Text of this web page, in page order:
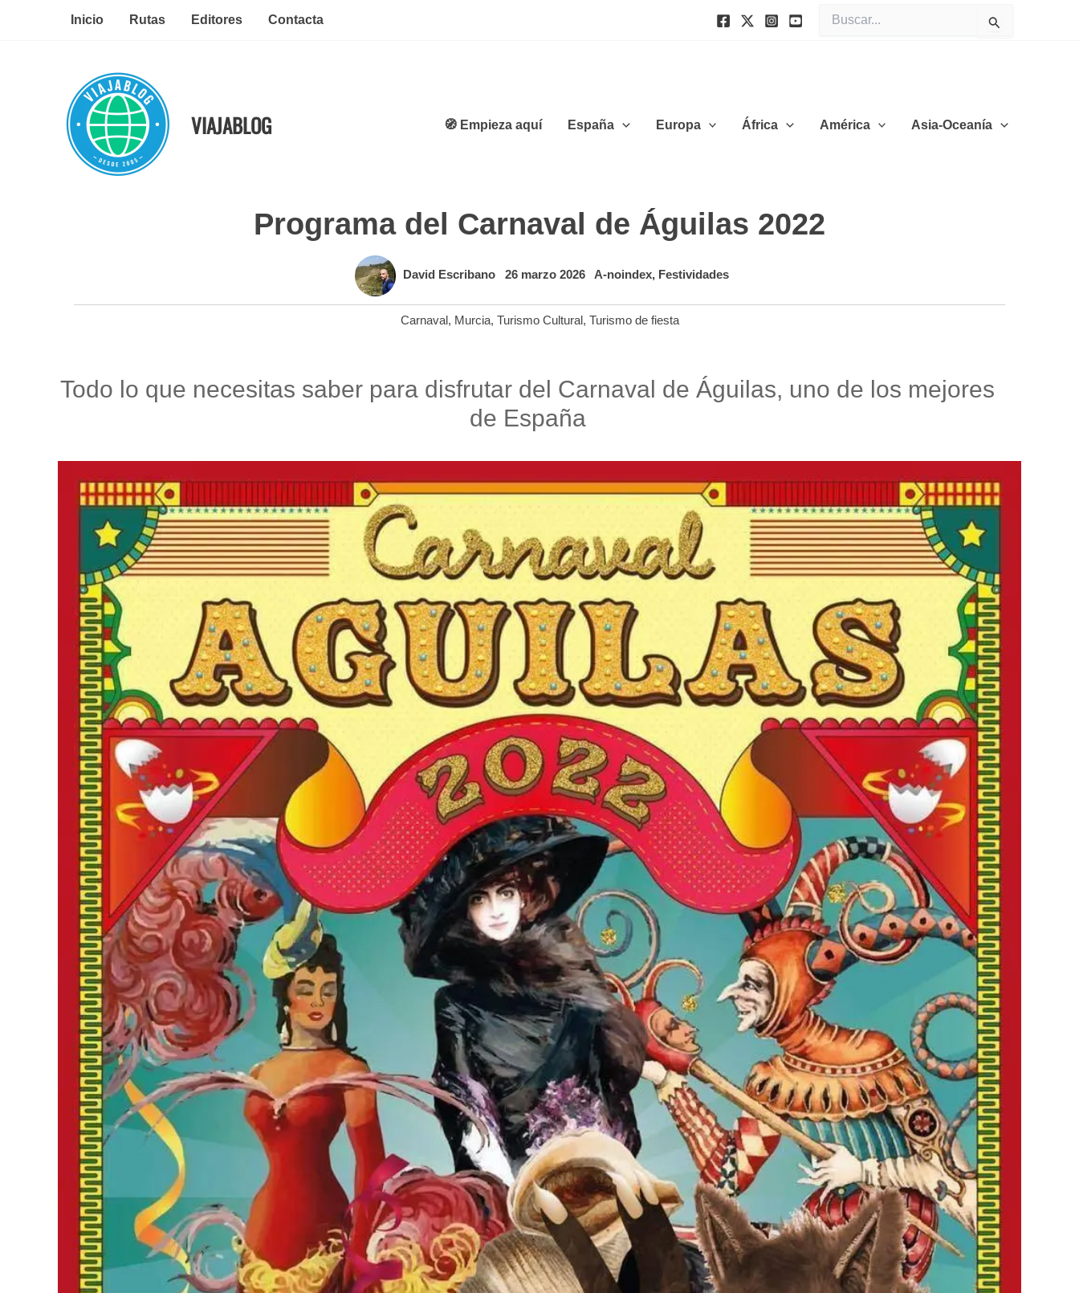
Inicio Rutas Editores Contacta
por:
VIAJABLOG 🧭 Empieza aquí España Europa África América Asia-Oceanía
Programa del Carnaval de Águilas 2022
David Escribano 26 marzo 2026 A-noindex, Festividades
Carnaval, Murcia, Turismo Cultural, Turismo de fiesta
Todo lo que necesitas saber para disfrutar del Carnaval de Águilas, uno de los mejores
de España